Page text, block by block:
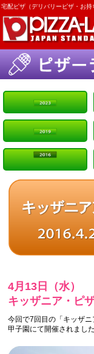
宅配ピザ（デリバリーピザ・お
4月13日（水）
キッザニア・ピ
今回で7回目の「キッザ
甲子園にて開催されました